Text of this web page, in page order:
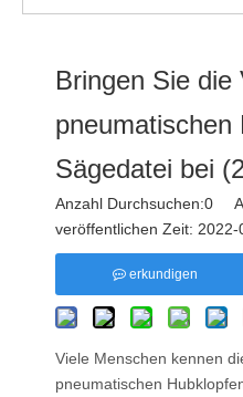
Bringen Sie die
pneumatischen
Sägedatei bei
Anzahl Durchsuchen:0
veröffentlichen Zeit:
erkundigen
Viele Menschen kennen
pneumatischen